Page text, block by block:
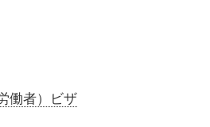
働者）ビザ